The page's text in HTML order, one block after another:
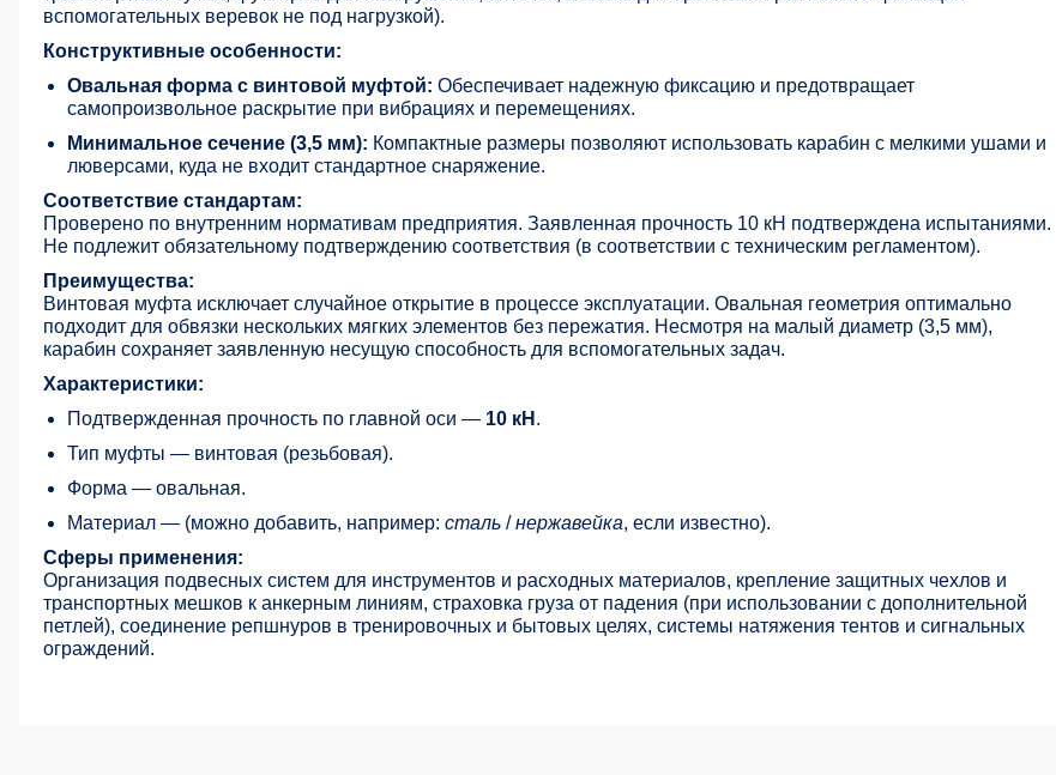
вспомогательных веревок не под нагрузкой).
Конструктивные особенности:
Овальная форма с винтовой муфтой: Обеспечивает надежную фиксацию и предотвращает
самопроизвольное раскрытие при вибрациях и перемещениях.
Минимальное сечение (3,5 мм): Компактные размеры позволяют использовать карабин с мелкими ушами и
люверсами, куда не входит стандартное снаряжение.
Соответствие стандартам:
Проверено по внутренним нормативам предприятия. Заявленная прочность 10 кН подтверждена испытаниями.
Не подлежит обязательному подтверждению соответствия (в соответствии с техническим регламентом).
Преимущества:
Винтовая муфта исключает случайное открытие в процессе эксплуатации. Овальная геометрия оптимально
подходит для обвязки нескольких мягких элементов без пережатия. Несмотря на малый диаметр (3,5 мм),
карабин сохраняет заявленную несущую способность для вспомогательных задач.
Характеристики:
Подтвержденная прочность по главной оси — 10 кН .
Тип муфты — винтовая (резьбовая).
Форма — овальная.
Материал — (можно добавить, например: сталь /нержавейка, если известно).
Сферы применения:
Организация подвесных систем для инструментов и расходных материалов, крепление защитных чехлов и
транспортных мешков к анкерным линиям, страховка груза от падения (при использовании с дополнительной
петлей), соединение репшнуров в тренировочных и бытовых целях, системы натяжения тентов и сигнальных
ограждений.